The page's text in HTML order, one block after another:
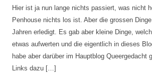
Hier ist ja nun lange nichts passiert, was nicht
Penhouse nichts los ist. Aber die grossen
Jahren erledigt. Es gab aber kleine Dinge,
etwas aufwerten und die eigentlich in dieses
habe aber darüber im Hauptblog Queergedacht
Links dazu […]